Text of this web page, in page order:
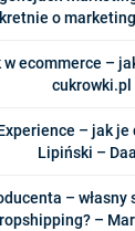
o
w ecommerce –
cukrowki.pl
– jak je
Lipiński –
–
–